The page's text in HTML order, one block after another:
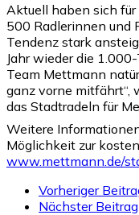
Aktuell haben sich
500 Radlerinnen und
Tendenz stark
Jahr wieder die
Team Mettmann
ganz vorne mitfährt“,
das Stadtradeln für
Weitere
Möglichkeit zur
www.mettmann.de/
Vorheriger
Nächster Beitrag